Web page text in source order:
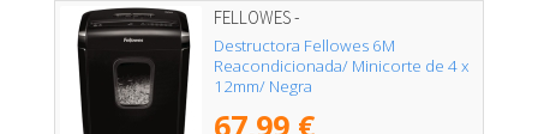
FELLOWES -
Destructora Fellowes 6M
Reacondicionada/ Minicorte de 4 x
12mm/ Negra
67,99 €